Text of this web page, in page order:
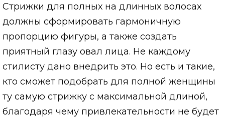
Стрижки для полных на длинных волосах
должны сформировать гармоничную
пропорцию фигуры, а также создать
приятный глазу овал лица. Не каждому
стилисту дано внедрить это. Но есть и такие,
кто сможет подобрать для полной женщины
ту самую стрижку с максимальной длиной,
благодаря чему привлекательности не будет